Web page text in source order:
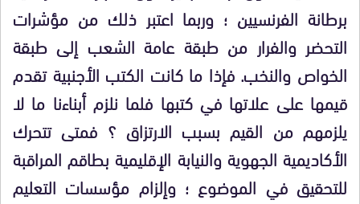
برطانة الفرنسيين ؛ وربما اعتبر ذلك من مؤشرات
التحضر والفرار من طبقة عامة الشعب إلى طبقة
الخواص والنخب. فإذا ما كانت الكتب الأجنبية تقدم
قيمها على علاتها في كتبها فلما نلزم أبناءنا ما لا
يلزمهم من القيم بسبب الارتزاق ؟ فمتى تتحرك
الأكاديمية الجهوية والنيابة الإقليمية بطاقم المراقبة
للتحقيق في الموضوع ؛ وإلزام مؤسسات التعليم